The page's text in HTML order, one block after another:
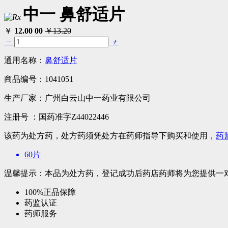
中一 鼻舒适片
￥ 12.00 00 ￥13.20
－
＋
通用名称： 鼻舒适片
商品编号： 1041051
生产厂家： 广州白云山中一药业有限公司
注册号 ： 国药准字Z44022446
该药为处方药，处方药须凭处方在药师指导下购买和使用， 药
60片
温馨提示：本品为处方药，登记成功后药店药师将为您提供一
100%正品保障
药监认证
药师服务